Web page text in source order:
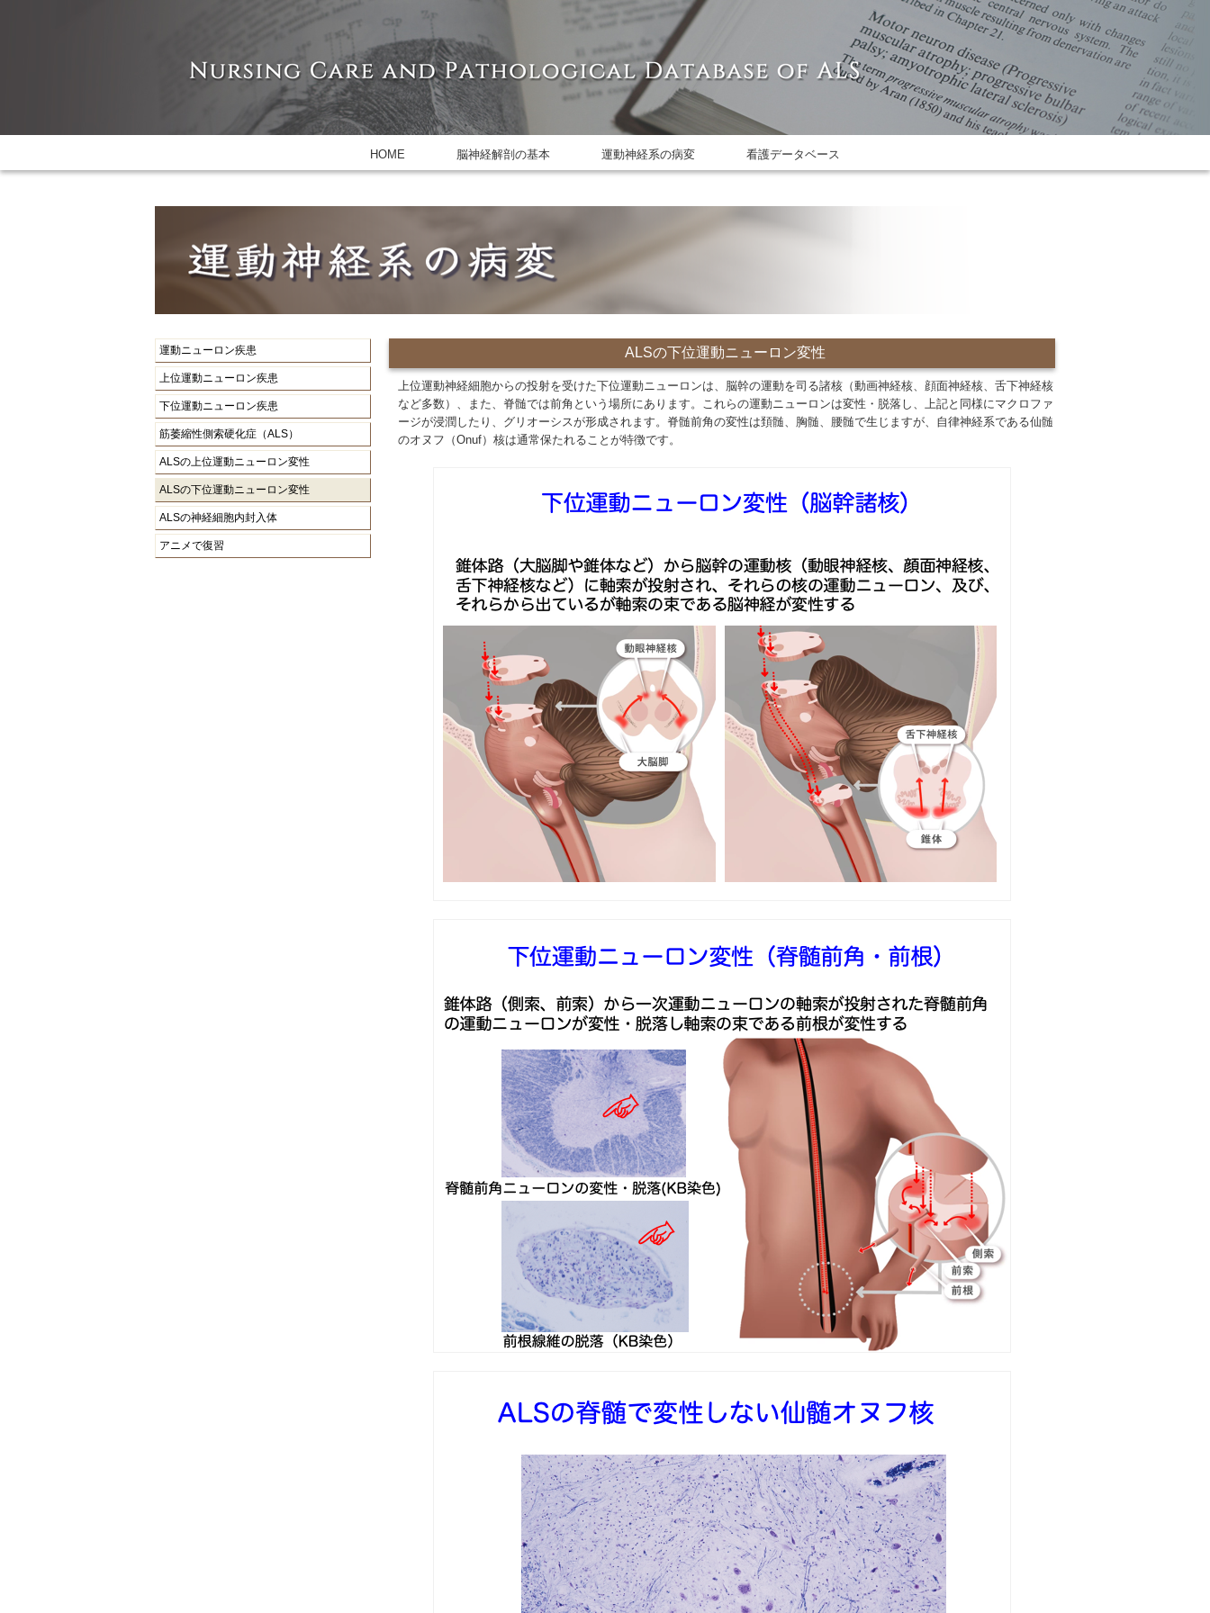
HOME 脳神経解剖の基本 運動神経系の病変 看護データベース
運動ニューロン疾患
上位運動ニューロン疾患
下位運動ニューロン疾患
筋萎縮性側索硬化症（ALS）
ALSの上位運動ニューロン変性
ALSの下位運動ニューロン変性
ALSの神経細胞内封入体
アニメで復習
ALSの下位運動ニューロン変性
上位運動神経細胞からの投射を受けた下位運動ニューロンは、脳幹の運動を司る諸核（動画神経核、顔面神経核、舌下神経核
など多数）、また、脊髄では前角という場所にあります。これらの運動ニューロンは変性・脱落し、上記と同様にマクロファ
ージが浸潤したり、グリオーシスが形成されます。脊髄前角の変性は頚髄、胸髄、腰髄で生じますが、自律神経系である仙髄
のオヌフ（Onuf）核は通常保たれることが特徴です。